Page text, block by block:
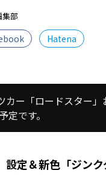
集部
Hatena
カー「ロードスター
定です。
設定＆新色「ジン